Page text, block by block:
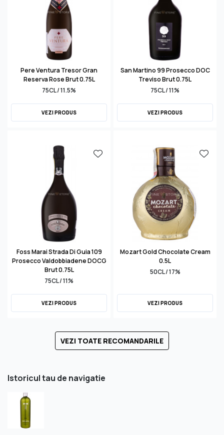
Pere Ventura Tresor Gran
Reserva Rose Brut 0.75L
75CL / 11.5%
VEZI PRODUS
San Martino 99 Prosecco DOC
Treviso Brut 0.75L
75CL / 11%
VEZI PRODUS
Foss Marai Strada Di Guia 109
Prosecco Valdobbiadene DOCG
Brut 0.75L
75CL / 11%
VEZI PRODUS
Mozart Gold Chocolate Cream
0.5L
50CL / 17%
VEZI PRODUS
VEZI TOATE RECOMANDARILE
Istoricul tau de navigatie